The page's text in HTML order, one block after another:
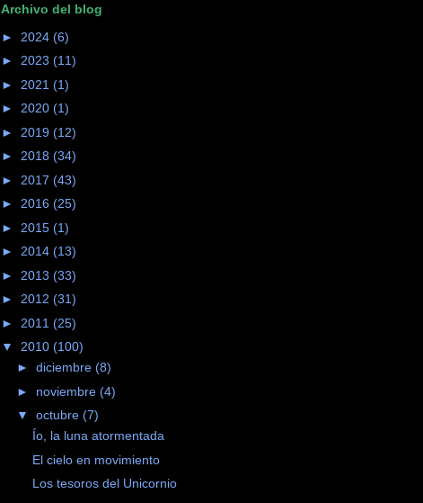
Archivo del blog
► 2024 (6)
► 2023 (11)
► 2021 (1)
► 2020 (1)
► 2019 (12)
► 2018 (34)
► 2017 (43)
► 2016 (25)
► 2015 (1)
► 2014 (13)
► 2013 (33)
► 2012 (31)
► 2011 (25)
▼ 2010 (100)
► diciembre (8)
► noviembre (4)
▼ octubre (7)
Ío, la luna atormentada
El cielo en movimiento
Los tesoros del Unicornio